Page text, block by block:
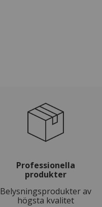
Professionella
produkter
Belysningsprodukter av
högsta kvalitet